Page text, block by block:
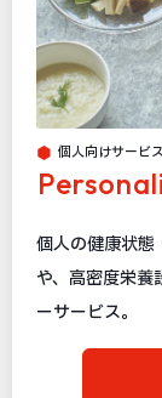
個人向けサービス
個人の健康状態
や、高密度栄養
ーサービス。